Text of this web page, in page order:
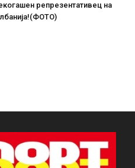
репрезентативец на